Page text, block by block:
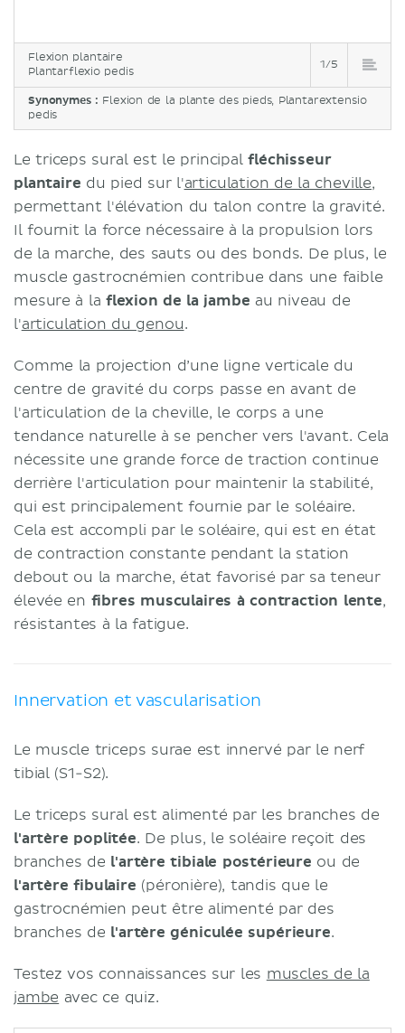
Flexion plantaire
Plantarflexio pedis
1/5
Synonymes : Flexion de la plante des pieds, Plantarextensio
pedis
Le triceps sural est le principalfléchisseur
plantaire du pied sur l'articulation de la cheville,
permettant l'élévation du talon contre la gravité.
Il fournit la force nécessaire à la propulsion lors
de la marche, des sauts ou des bonds. De plus, le
muscle gastrocnémien contribue dans une faible
mesure à la flexion de la jambe au niveau de
l'articulation du genou.
Comme la projection d’une ligne verticale du
centre de gravité du corps passe en avant de
l'articulation de la cheville, le corps a une
tendance naturelle à se pencher vers l'avant. Cela
nécessite une grande force de traction continue
derrière l'articulation pour maintenir la stabilité,
qui est principalement fournie par le soléaire.
Cela est accompli par le soléaire, qui est en état
de contraction constante pendant la station
debout ou la marche, état favorisé par sa teneur
élevée en fibres musculaires à contraction lente,
résistantes à la fatigue.
Innervation et vascularisation
Le muscle triceps surae est innervé par le nerf
tibial (S1-S2).
Le triceps sural est alimenté par les branches de
l'artère poplitée. De plus, le soléaire reçoit des
branches de l'artère tibiale postérieure ou de
l'artère fibulaire (péronière), tandis que le
gastrocnémien peut être alimenté par des
branches de l'artère géniculée supérieure.
Testez vos connaissances sur les muscles de la
jambe avec ce quiz.